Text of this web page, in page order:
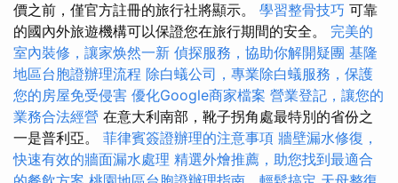
價之前，僅官方註冊的旅行社將顯示。 學習整骨技巧 可靠
的國內外旅遊機構可以保證您在旅行期間的安全。 完美的
室內裝修，讓家焕然一新 偵探服務，協助你解開疑團 基隆
地區台胞證辦理流程 除白蟻公司，專業除白蟻服務，保護
您的房屋免受侵害 優化Google商家檔案 營業登記，讓您的
業務合法經營 在意大利南部，靴子拐角處最特別的省份之
一是普利亞。 菲律賓簽證辦理的注意事項 牆壁漏水修復，
快速有效的牆面漏水處理 精選外燴推薦，助您找到最適合